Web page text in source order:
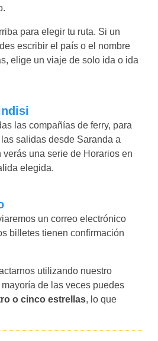
para elegir tu ruta. Si un
escribir el país o el nombre
elige un viaje de solo ida o ida
las compañías de ferry, para
salidas desde Saranda a
una serie de Horarios en
elegida.
un correo electrónico
billetes tienen confirmación
utilizando nuestro
de las veces puedes
o cinco estrellas, lo que